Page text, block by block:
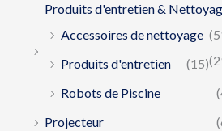
Produits d'entretien &
Accessoires de nettoyage
Produits d'entretien
(15)
Robots de Piscine
Projecteur